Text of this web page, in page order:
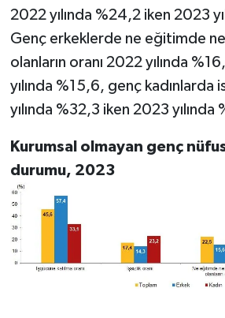
2022 yılında %24,2 iken 2023
Genç erkeklerde ne eğitimde
olanların oranı 2022 yılında
yılında %15,6, genç kadınlarda
yılında %32,3 iken 2023
Kurumsal olmayan genç
durumu, 2023